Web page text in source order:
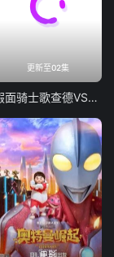
更新至02集
假面骑士歌查德VS假面骑士雷杰德
电影